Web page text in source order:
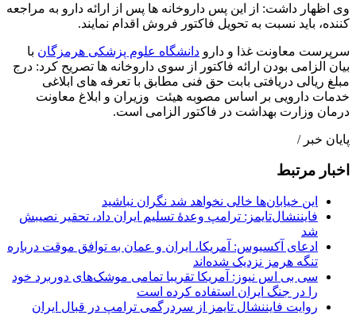
وی اظهار داشت: از این پس داروخانه ها پس از ارائه دارو به مراجعه
کننده، باید نسبت به تحویل فاکتور فروش اقدام نمایند.
سرپرست معاونت غذا و دارو دانشگاه علوم پزشکی هرمزگان با
بیان الزامی بودن ارائه فاکتور از سوی داروخانه ها تصریح کرد: درج
مبلغ ریالی دریافتی بابت حق فنی مطابق با تعرفه های ابلاغی
خدمات دارویی بر اساس مصوبه هیئت وزیران و ابلاغ معاونت
درمان وزارت بهداشت در فاکتور الزامی است.
پایان خبر /
اخبار مرتبط
این خیابان‌ها خالی نخواهد شد نگران نباشید
فایننشال‌تایمز: ترامپ وعدۀ تسلیم ایران داد، تحقیر نصیبش
شد
ادعای آکسیوس: آمریکا، ایران و عمان به توافق موقت درباره
تنگه هرمز نزدیک شده‌اند
سی بی اس نیوز: آمریکا تقریبا تمامی موشک‌های دوربرد خود
را در جنگ ایران استفاده کرده است
روایت فایننشال تایمز از سردرگمی ترامپ در قبال ایران